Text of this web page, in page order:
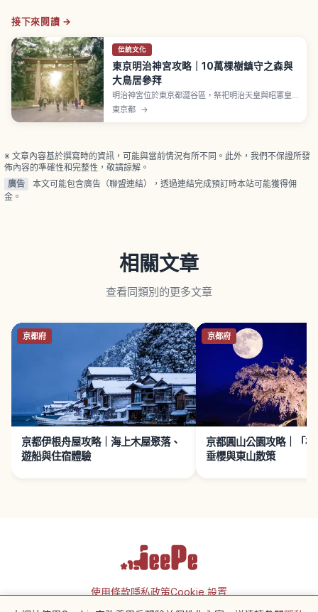
接下來閱讀 →
伝統文化
東京明治神宮攻略｜10萬棵樹鎮守之森與
大鳥居參拜
明治神宮位於東京都澀谷區，祭祀明治天皇與昭憲皇
太后，1920年（大正9年）創建。境內被全國奉獻約
東京都 →
※ 文章內容基於撰寫時的資訊，可能與當前情況有所不同。此外，我們不保證所發
佈內容的準確性和完整性，敬請諒解。
廣告
本文可能包含廣告（聯盟連結），透過連結完成預訂時本站可能獲得佣
金。
相關文章
查看同類別的更多文章
京都府
京都伊根舟屋攻略｜海上木屋聚落、
遊船與住宿體驗
京都府
京都圓山公園攻略｜「
垂櫻與東山散策
使用條款隱私政策Cookie 設置